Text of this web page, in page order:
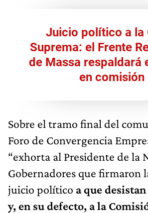
Juicio político a la
Suprema: el Frente
de Massa respaldará
en comisión
Sobre el tramo final del
Foro de Convergencia
“exhorta al Presidente de la
Gobernadores que firmaron
juicio político a que
y, en su defecto, a la